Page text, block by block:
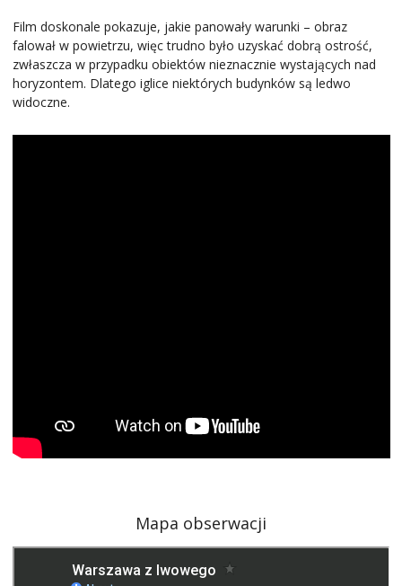
Film doskonale pokazuje, jakie panowały warunki – obraz
falował w powietrzu, więc trudno było uzyskać dobrą ostrość,
zwłaszcza w przypadku obiektów nieznacznie wystających nad
horyzontem. Dlatego iglice niektórych budynków są ledwo
widoczne.
Mapa obserwacji